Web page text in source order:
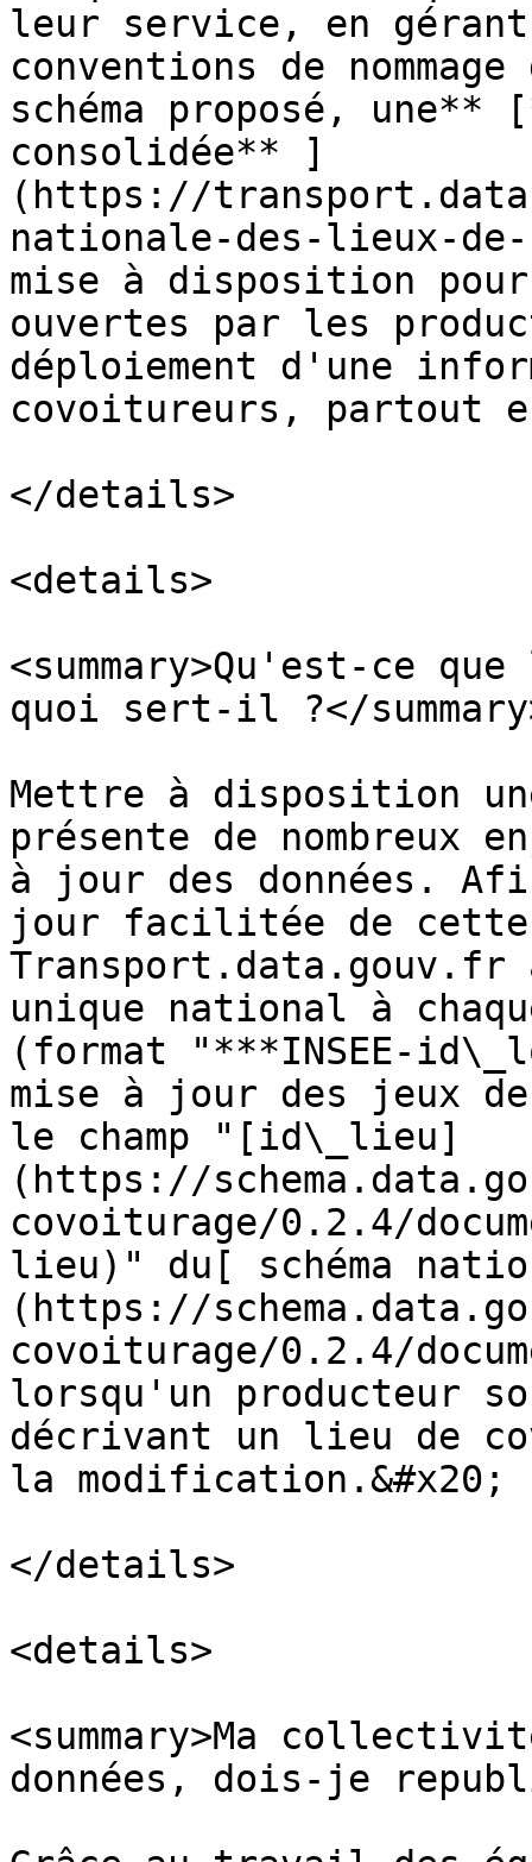
leur service, en gérant
conventions de
schéma proposé, une**
consolidée** ]
(https://
nationale-des-lieux-
mise à disposition
ouvertes par les
déploiement d'une
covoitureurs, partout
</details>
<details>
<summary>Qu'est-ce
quoi sert-il ?</
Mettre à disposition
présente de nombreux
à jour des données.
jour facilitée de cette
unique national à
(format "***INSEE-
mise à jour des jeux
le champ "[id\_lieu]
(https://
covoiturage/0.2.4/
lieu)" du[ schéma
(https://
covoiturage/0.2.4/
lorsqu'un producteur
décrivant un lieu de
la modification.&#x20;
</details>
<details>
<summary>Ma
données, dois-je